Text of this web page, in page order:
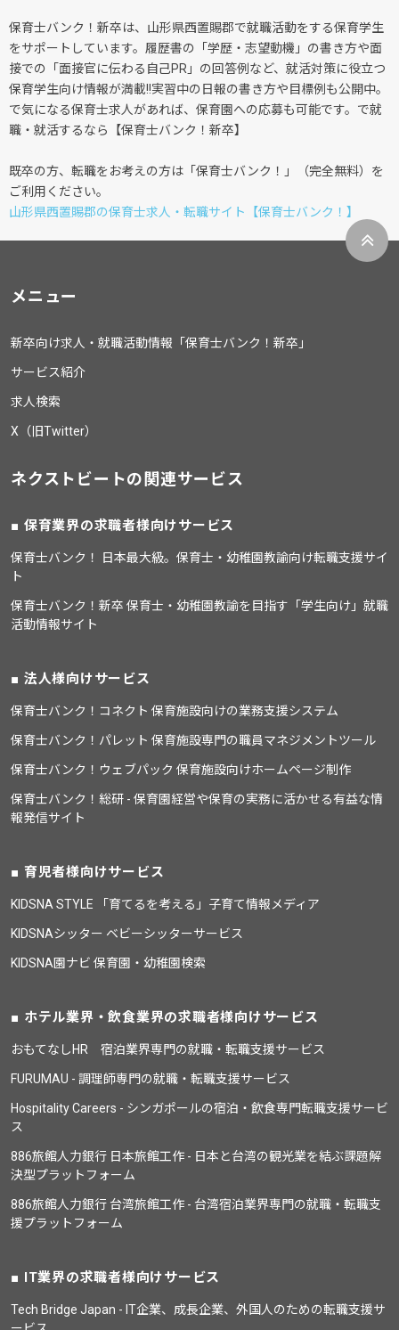
保育士バンク！新卒は、山形県西置賜郡で就職活動をする保育学生
をサポートしています。履歴書の「学歴・志望動機」の書き方や面
接での「面接官に伝わる自己PR」の回答例など、就活対策に役立つ
保育学生向け情報が満載!!実習中の日報の書き方や目標例も公開中。
で気になる保育士求人があれば、保育園への応募も可能です。で就
職・就活するなら【保育士バンク！新卒】
既卒の方、転職をお考えの方は「保育士バンク！」（完全無料）を
ご利用ください。
山形県西置賜郡の保育士求人・転職サイト【保育士バンク！】
メニュー
新卒向け求人・就職活動情報「保育士バンク！新卒」
サービス紹介
求人検索
X（旧Twitter）
ネクストビートの関連サービス
保育業界の求職者様向けサービス
保育士バンク！ 日本最大級。保育士・幼稚園教諭向け転職支援サイ
ト
保育士バンク！新卒 保育士・幼稚園教諭を目指す「学生向け」就職
活動情報サイト
法人様向けサービス
保育士バンク！コネクト 保育施設向けの業務支援システム
保育士バンク！パレット 保育施設専門の職員マネジメントツール
保育士バンク！ウェブパック 保育施設向けホームページ制作
保育士バンク！総研 - 保育園経営や保育の実務に活かせる有益な情
報発信サイト
育児者様向けサービス
KIDSNA STYLE 「育てるを考える」子育て情報メディア
KIDSNAシッター ベビーシッターサービス
KIDSNA園ナビ 保育園・幼稚園検索
ホテル業界・飲食業界の求職者様向けサービス
おもてなしHR 宿泊業界専門の就職・転職支援サービス
FURUMAU - 調理師専門の就職・転職支援サービス
Hospitality Careers - シンガポールの宿泊・飲食専門転職支援サービ
ス
886旅館人力銀行 日本旅館工作 - 日本と台湾の観光業を結ぶ課題解
決型プラットフォーム
886旅館人力銀行 台湾旅館工作 - 台湾宿泊業界専門の就職・転職支
援プラットフォーム
IT業界の求職者様向けサービス
Tech Bridge Japan - IT企業、成長企業、外国人のための転職支援サ